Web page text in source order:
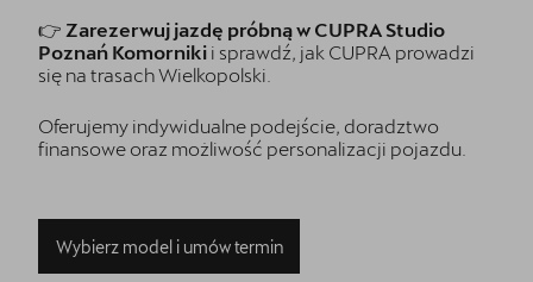
👉 Zarezerwuj jazdę próbną w CUPRA Studio
Poznań Komorniki i sprawdź, jak CUPRA prowadzi
się na trasach Wielkopolski.
Oferujemy indywidualne podejście, doradztwo
finansowe oraz możliwość personalizacji pojazdu.
Wybierz model i umów termin